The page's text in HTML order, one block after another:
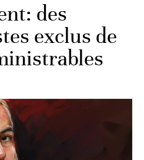
des
exclus de